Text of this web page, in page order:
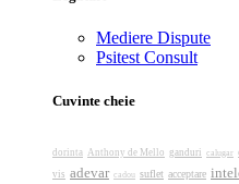
Mediere Dispute
Psitest Consult
Cuvinte cheie
dorinta Anthony de Mello ganduri calugar
vis adevar cadou suflet acceptare